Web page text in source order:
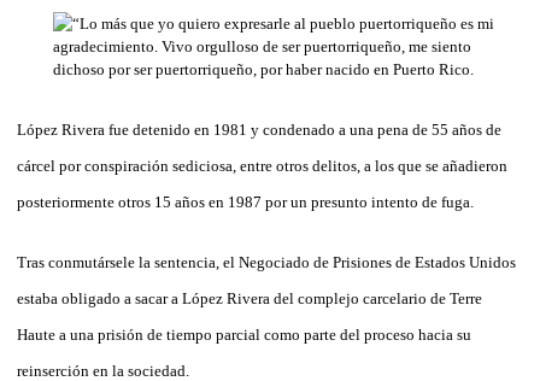
López Rivera fue detenido en 1981 y condenado a una pena de 55 años de
cárcel por conspiración sediciosa, entre otros delitos, a los que se añadieron
posteriormente otros 15 años en 1987 por un presunto intento de fuga.
Tras conmutársele la sentencia, el Negociado de Prisiones de Estados Unidos
estaba obligado a sacar a López Rivera del complejo carcelario de Terre
Haute a una prisión de tiempo parcial como parte del proceso hacia su
reinserción en la sociedad.